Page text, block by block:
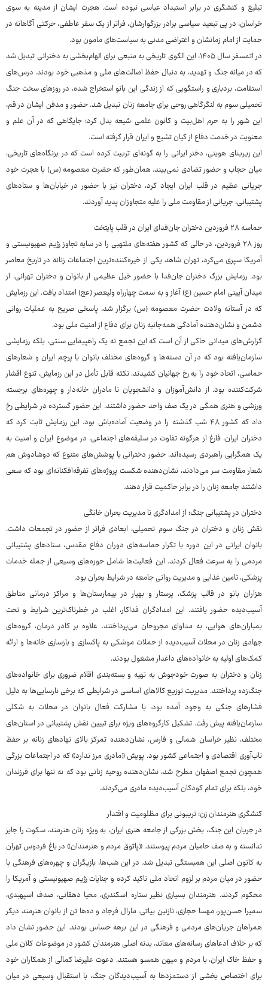
تبلیغ و کنشگری در برابر استبداد عباسی نبوده است. هجرت ایشان از مدینه به سوی
خراسان، در پی تبعید سیاسی برادر بزرگوارشان، فراتر از یک سفر عاطفی، حرکتی آگاهانه در
حمایت از امام زمانشان و اعتراضی مدنی به سیاست‌های مامون بود.
در اتمسفر سال ۱۴۰۵، این الگوی تاریخی به منبعی برای الهام‌بخشی به دخترانی تبدیل شد
که در میانه جنگ و تهدید، به دنبال حفظ اصالت‌های ملی و مذهبی خود بودند. درس‌های
استقامت، بردباری و راستگویی که از زندگی این بانو استخراج شده، در روزهای سخت جنگ
تحمیلی سوم به لنگرگاهی روحی برای جامعه زنان تبدیل شد. حضور و مدفن ایشان در قم،
این شهر را به حرم اهل‌بیت و کانون علمی شیعه بدل کرد؛ جایگاهی که در آن علم و
معنویت در خدمت دفاع از کیان تشیع و ایران قرار گرفته است.
این زیربنای هویتی، دختر ایرانی را به گونه‌ای تربیت کرده است که در بزنگاه‌های تاریخی،
میان حجاب و حضور تضادی نمی‌بیند. همان‌طور که حضرت معصومه (س) با هجرت خود
جریانی عظیم در قلب ایران ایجاد کرد، دختران نیز با حضور در خیابان‌ها و ستادهای
پشتیبانی، جریانی از مقاومت ملی را علیه متجاوزان پدید آوردند.
حماسه ۲۸ فروردین دختران جان‌فدای ایران در قلب پایتخت
روز ۲۸ فروردین، در حالی که کشور هفته‌های ملتهبی را در سایه تجاوز رژیم صهیونیستی و
آمریکا سپری می‌کرد، تهران شاهد یکی از خیره‌کننده‌ترین اجتماعات زنانه در تاریخ معاصر
بود. رزمایش بزرگ دختران جان‌فدا با حضور خیل عظیمی از بانوان و دختران تهرانی، از
میدان آیینی امام حسین (ع) آغاز و به سمت چهارراه ولیعصر (عج) امتداد یافت. این رزمایش
که در آستانه ولادت حضرت معصومه (س) برگزار شد، پاسخی صریح به عملیات روانی
دشمن و نشان‌دهنده آمادگی همه‌جانبه زنان برای دفاع از امنیت ملی بود.
گزارش‌های میدانی حاکی از آن است که این تجمع نه یک راهپیمایی سنتی، بلکه رزمایشی
سازمان‌یافته بود که در آن دسته‌ها و گروه‌های مختلف بانوان با پرچم ایران و شعارهای
حماسی، اتحاد خود را به رخ جهانیان کشیدند. نکته قابل تأمل در این رزمایش، تنوع اقشار
شرکت‌کننده بود. از دانش‌آموزان و دانشجویان تا مادران خانه‌دار و چهره‌های برجسته
ورزشی و هنری همگی در یک صف واحد حضور داشتند. این حضور گسترده در شرایطی رخ
داد که کشور ۴۸ شب گذشته را در وضعیت آماده‌باش بود. این رزمایش ثابت کرد که
دختران ایران، فارغ از هرگونه تفاوت در سلیقه‌های اجتماعی، در موضوع ایران و امنیت به
یک همگرایی راهبردی رسیده‌اند. حضور دخترانی با پوشش‌های متنوع که دوشادوش هم
شعار مقاومت سر می‌دادند، نشان‌دهنده شکست پروژه‌های تفرقه‌افکنانه‌ای بود که سعی
داشتند جامعه زنان را در برابر حاکمیت قرار دهند.
دختران در پشتیبانی جنگ؛ از امدادگری تا مدیریت بحران خانگی
نقش زنان و دختران در جنگ سوم تحمیلی، ابعادی فراتر از حضور در تجمعات داشت.
بانوان ایرانی در این دوره با تکرار حماسه‌های دوران دفاع مقدس، ستادهای پشتیبانی
مردمی را به سرعت فعال کردند. این فعالیت‌ها شامل حوزه‌های وسیعی از جمله خدمات
پزشکی، تامین غذایی و مدیریت روانی جامعه در شرایط بحران بود.
هزاران بانو در قالب پزشک، پرستار و بهیار در بیمارستان‌ها و مراکز درمانی مناطق
آسیب‌دیده حضور یافتند. این امدادگران فداکار، اغلب در خطرناک‌ترین شرایط و تحت
بمباران‌های هوایی، به مداوای مجروحان می‌پرداختند. علاوه بر کادر درمان، گروه‌های
جهادی زنان در محلات آسیب‌دیده از حملات موشکی به پاکسازی و بازسازی خانه‌ها و ارائه
کمک‌های اولیه به خانواده‌های داغدار مشغول بودند.
زنان و دختران به صورت خودجوش به تهیه و بسته‌بندی اقلام ضروری برای خانواده‌های
جنگ‌زده پرداختند. مدیریت توزیع کالاهای اساسی در شرایطی که برخی نارسایی‌ها به دلیل
فشارهای جنگی به وجود آمده بود، با مشارکت فعال بانوان در محلات به شکلی
سازمان‌یافته پیش رفت. تشکیل کارگروه‌های ویژه برای تبیین نقش پشتیبانی در استان‌های
مختلف، نظیر خراسان شمالی و فارس، نشان‌دهنده تمرکز بالای نهادهای زنانه بر حفظ
تاب‌آوری اقتصادی و اجتماعی کشور بود. پویش «مادری مرز ندارد» که در اجتماعات بزرگی
همچون تجمع اصفهان مطرح شد، نشان‌دهنده روحیه زنانی بود که نه تنها برای فرزندان
خود، بلکه برای تمام کودکان آسیب‌دیده مادری می‌کردند.
کنشگری هنرمندان زن؛ تریبونی برای مظلومیت و اقتدار
در جریان این جنگ، بخش بزرگی از جامعه هنری ایران، به ویژه زنان هنرمند، سکوت را جایز
ندانسته و به صف حامیان مردم پیوستند. «پاتوق مردم و هنرمندان» در باغ فردوس تهران
به کانون اصلی این همبستگی تبدیل شد. در این شب‌ها، بازیگران و چهره‌های فرهنگی با
حضور در میان مردم بر لزوم اتحاد ملی تاکید کرده و جنایات رژیم صهیونیستی و آمریکا را
محکوم کردند. هنرمندان بسیاری نظیر ستاره اسکندری، محیا دهقانی، صدف اسپهبدی،
سمیرا حسن‌پور، مهسا حجازی، نازنین بیاتی، مارال فرجاد و ده‌ها تن از بانوان هنرمند دیگر
همراهان جریان‌های مردمی و فرهنگی در این برهه حساس بودند. این حضور نشان داد
که بر خلاف ادعاهای رسانه‌های معاند، بدنه اصلی هنرمندان کشور در موضوعات کلان ملی
و حفظ خاک ایران، با مردم و میهن همسو هستند. دعوت علیرضا کمالی از همکاران خود
برای اختصاص بخشی از دستمزدها به آسیب‌دیدگان جنگ، با استقبال وسیعی در میان